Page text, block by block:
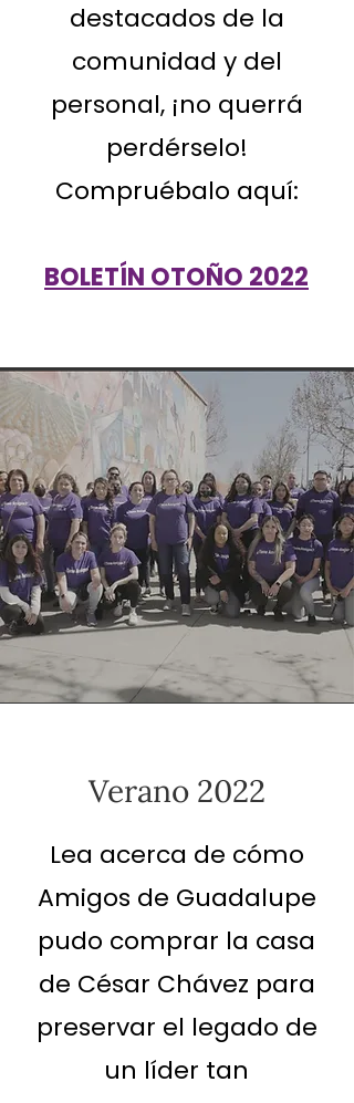
destacados de la
comunidad y del
personal, ¡no querrá
perdérselo!
Compruébalo aquí:
BOLETÍN OTOÑO 2022
Verano 2022
Lea acerca de cómo
Amigos de Guadalupe
pudo comprar la casa
de César Chávez para
preservar el legado de
un líder tan